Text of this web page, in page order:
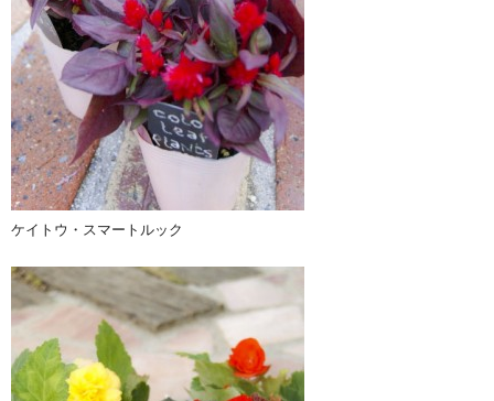
ケイトウ・スマートルック